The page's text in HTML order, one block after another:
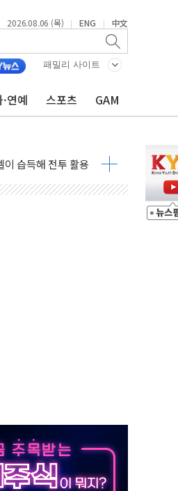
2026.08.06 (목) | ENG | 中文
패밀리 사이트
연예 스포츠 GAM
습득해 전투 활용
의 3분의 1